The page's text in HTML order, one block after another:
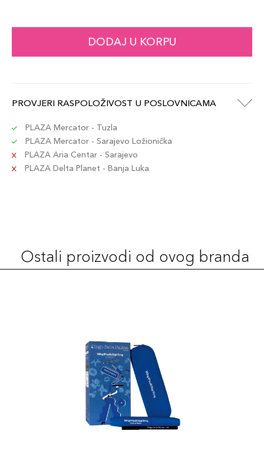
DODAJ U KORPU
PROVJERI RASPOLOŽIVOST U POSLOVNICAMA
PLAZA Mercator - Tuzla
PLAZA Mercator - Sarajevo Ložionička
PLAZA Aria Centar - Sarajevo
PLAZA Delta Planet - Banja Luka
Ostali proizvodi od ovog branda